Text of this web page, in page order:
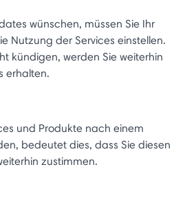
wünschen, müssen Sie Ihr
Nutzung der Services einstellen.
kündigen, werden Sie weiterhin
erhalten.
und Produkte nach einem
bedeutet dies, dass Sie diesen
zustimmen.